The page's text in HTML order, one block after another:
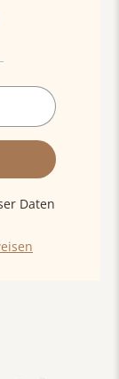
Daten